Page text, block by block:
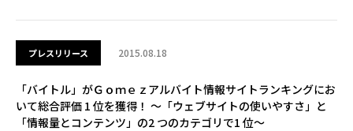
プレスリリース 2015.08.18
「バイトル」がＧｏｍｅｚアルバイト情報サイトランキングにお
いて総合評価 1 位を獲得！ ～「ウェブサイトの使いやすさ」と
「情報量とコンテンツ」の2 つのカテゴリで1 位～